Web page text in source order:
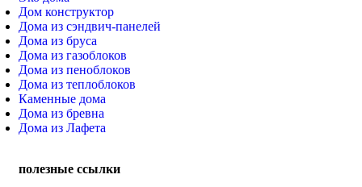
Дом конструктор
Дома из сэндвич-панелей
Дома из бруса
Дома из газоблоков
Дома из пеноблоков
Дома из теплоблоков
Каменные дома
Дома из бревна
Дома из Лафета
полезные ссылки